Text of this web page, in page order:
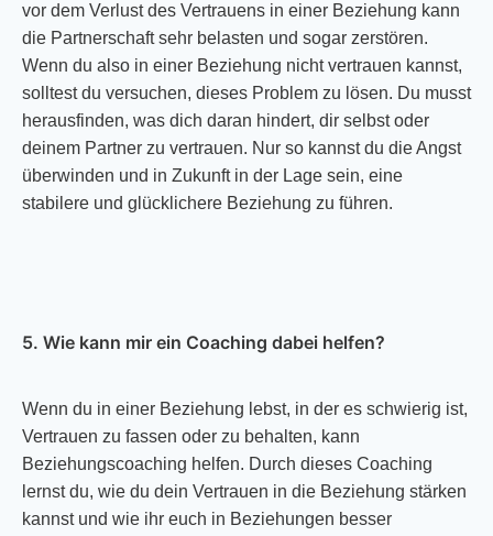
vor dem Verlust des Vertrauens in einer Beziehung kann
die Partnerschaft sehr belasten und sogar zerstören.
Wenn du also in einer Beziehung nicht vertrauen kannst,
solltest du versuchen, dieses Problem zu lösen. Du musst
herausfinden, was dich daran hindert, dir selbst oder
deinem Partner zu vertrauen. Nur so kannst du die Angst
überwinden und in Zukunft in der Lage sein, eine
stabilere und glücklichere Beziehung zu führen.
5. Wie kann mir ein Coaching dabei helfen?
Wenn du in einer Beziehung lebst, in der es schwierig ist,
Vertrauen zu fassen oder zu behalten, kann
Beziehungscoaching helfen. Durch dieses Coaching
lernst du, wie du dein Vertrauen in die Beziehung stärken
kannst und wie ihr euch in Beziehungen besser